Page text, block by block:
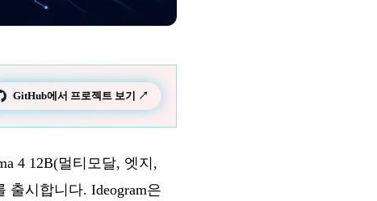
GitHub에서 프로젝트 보기 ↗
4 12B(멀티모달, 엣지,
출시합니다. Ideogram은